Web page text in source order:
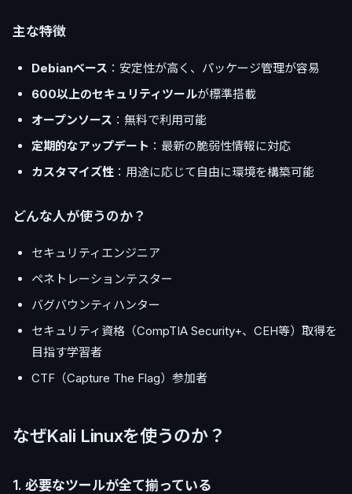
主な特徴
Debianベース ：安定性が高く、パッケージ管理が容易
600以上のセキュリティツールが標準搭載
オープンソース ：無料で利用可能
定期的なアップデート ：最新の脆弱性情報に対応
カスタマイズ性 ：用途に応じて自由に環境を構築可能
どんな人が使うのか？
セキュリティエンジニア
ペネトレーションテスター
バグバウンティハンター
セキュリティ資格（CompTIA Security+、CEH等）取得を
目指す学習者
CTF（Capture The Flag）参加者
なぜKali Linuxを使うのか？
1. 必要なツールが全て揃っている